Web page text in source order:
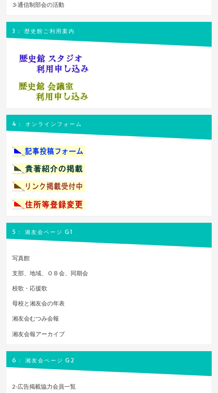
3-通信制部会の活動
3： 歴史館ご利用案内
4： オンラインフォーム
5： 湘友会ページ G1
写真館
支部、地域、ＯＢ会、同期会
校歌・応援歌
母校と湘友会の年表
湘友会むつみ会報
湘友会報アーカイブ
6： 湘友会ページ G2
2-広告掲載協力会員一覧